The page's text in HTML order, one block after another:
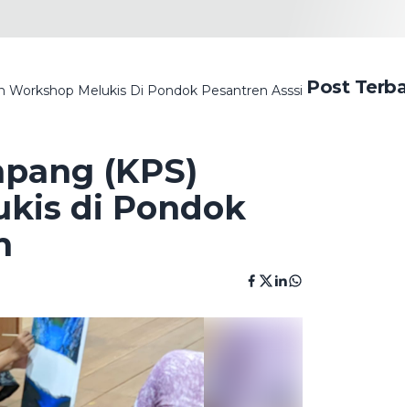
Workshop Melukis Di Pondok Pesantren Asssirojiyyah
(KPS)
di Pondok
Post